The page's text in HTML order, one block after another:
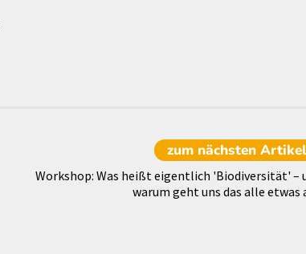
zum nächsten Artikel
Workshop: Was heißt eigentlich 'Biodiversität' –
warum geht uns das alle etwas